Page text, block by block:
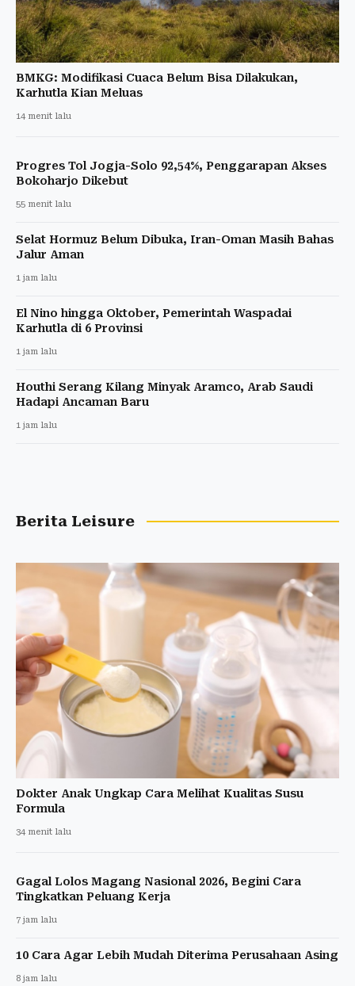
BMKG: Modifikasi Cuaca Belum Bisa Dilakukan,
Karhutla Kian Meluas
14 menit lalu
Progres Tol Jogja-Solo 92,54%, Penggarapan Akses
Bokoharjo Dikebut
55 menit lalu
Selat Hormuz Belum Dibuka, Iran-Oman Masih Bahas
Jalur Aman
1 jam lalu
El Nino hingga Oktober, Pemerintah Waspadai
Karhutla di 6 Provinsi
1 jam lalu
Houthi Serang Kilang Minyak Aramco, Arab Saudi
Hadapi Ancaman Baru
1 jam lalu
Berita Leisure
Dokter Anak Ungkap Cara Melihat Kualitas Susu
Formula
34 menit lalu
Gagal Lolos Magang Nasional 2026, Begini Cara
Tingkatkan Peluang Kerja
7 jam lalu
10 Cara Agar Lebih Mudah Diterima Perusahaan Asing
8 jam lalu